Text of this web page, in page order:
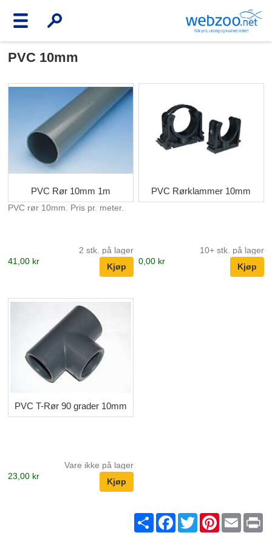
PVC 10mm
PVC Rør 10mm 1m
PVC rør 10mm. Pris pr. meter.
2 stk. på lager
41,00 kr
PVC Rørklammer 10mm
10+ stk. på lager
0,00 kr
PVC T-Rør 90 grader 10mm
Vare ikke på lager
23,00 kr
ShareFacebook
TwitterPinterest
Email